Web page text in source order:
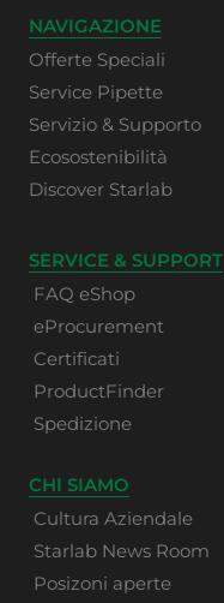
NAVIGAZIONE
Offerte Speciali
Service Pipette
Servizio & Supporto
Ecosostenibilità
Discover Starlab
SERVICE & SUPPORT
FAQ eShop
eProcurement
Certificati
ProductFinder
Spedizione
CHI SIAMO
Cultura Aziendale
Starlab News Room
Posizoni aperte